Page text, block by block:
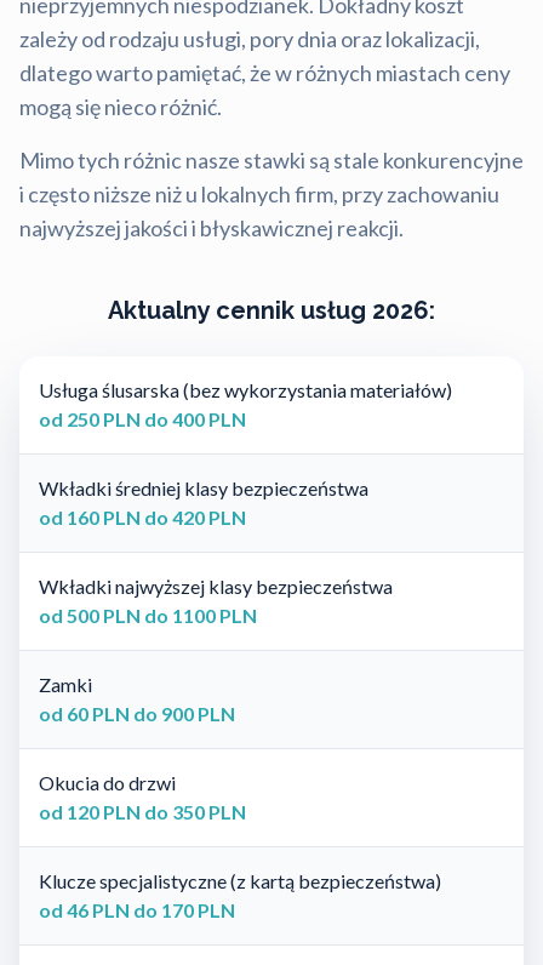
zależy od rodzaju usługi, pory dnia oraz lokalizacji,
dlatego warto pamiętać, że w różnych miastach ceny
mogą się nieco różnić.
Mimo tych różnic nasze stawki są stale konkurencyjne
i często niższe niż u lokalnych firm, przy zachowaniu
najwyższej jakości i błyskawicznej reakcji.
Aktualny cennik usług 2026:
Usługa ślusarska (bez wykorzystania materiałów)
od 250 PLN do 400 PLN
Wkładki średniej klasy bezpieczeństwa
od 160 PLN do 420 PLN
Wkładki najwyższej klasy bezpieczeństwa
od 500 PLN do 1100 PLN
Zamki
od 60 PLN do 900 PLN
Okucia do drzwi
od 120 PLN do 350 PLN
Klucze specjalistyczne (z kartą bezpieczeństwa)
od 46 PLN do 170 PLN